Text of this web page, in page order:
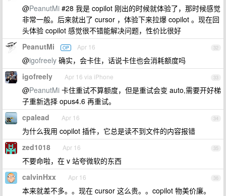
@PeanutMi #28 我是 copilot 刚出的时候就体验了，那时候感觉
非常一般。后来就出了 cursor ，体验下来拉爆 copilot 。现在回
头体验 copilot 感觉很不错能解决问题，性价比很好
32
PeanutMi OP Apr 16
@igofreely 确实，会卡住，话说卡住也会消耗额度吗
33
igofreely Apr 16 via iPhone
@PeanutMi 卡住重试不算额度，但是重试会变 auto,需要开好梯
子重新选择 opus4.6 再重试。
34
cpalead Apr 16
为什么我用 copilot 插件，它总是读不到文件的内容报错
35
zed1018 Apr 16
不要命啦，在 v 站夸微软的东西
36
calvinHxx Apr 16
本来就差不多。。现在 cursor 这么贵。。copilot 物美价廉。